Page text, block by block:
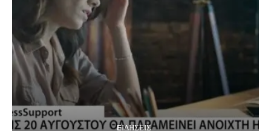
EΙΔΗΣΕΙΣ